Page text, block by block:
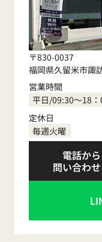
【くらし
水漏れ・
〒830-0037
福岡県久留米市諏
営業時間
平日/09:30～18
定休日
毎週火曜
電話から
問い合わ